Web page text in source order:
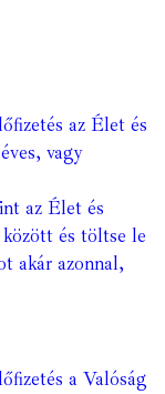
az Élet és
vagy
az Élet és
és töltse le
akár azonnal,
a Valóság